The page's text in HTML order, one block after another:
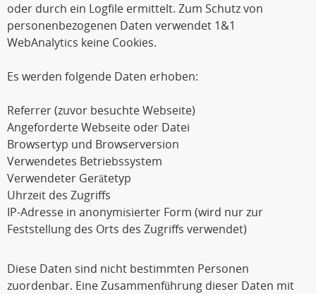
oder durch ein Logfile ermittelt. Zum Schutz von
personenbezogenen Daten verwendet 1&1
WebAnalytics keine Cookies.
Es werden folgende Daten erhoben:
Referrer (zuvor besuchte Webseite)
Angeforderte Webseite oder Datei
Browsertyp und Browserversion
Verwendetes Betriebssystem
Verwendeter Gerätetyp
Uhrzeit des Zugriffs
IP-Adresse in anonymisierter Form (wird nur zur
Feststellung des Orts des Zugriffs verwendet)
Diese Daten sind nicht bestimmten Personen
zuordenbar. Eine Zusammenführung dieser Daten mit